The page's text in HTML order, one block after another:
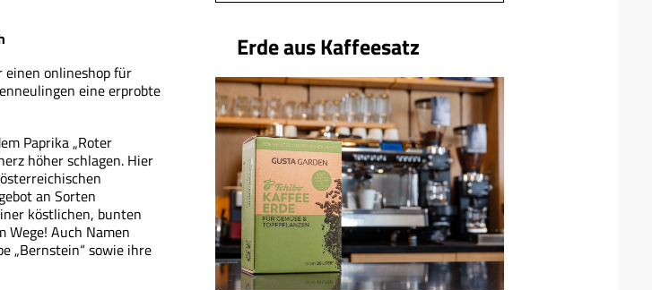
einen onlineshop für
eine erprobte
Paprika „Roter
höher schlagen. Hier
an Sorten
köstlichen, bunten
Auch Namen
„Bernstein“ sowie ihre
Erde aus Kaffeesatz